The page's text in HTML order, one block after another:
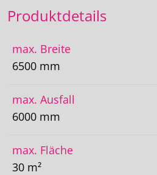
Produktdetails
max. Breite
6500 mm
max. Ausfall
6000 mm
max. Fläche
30 m²